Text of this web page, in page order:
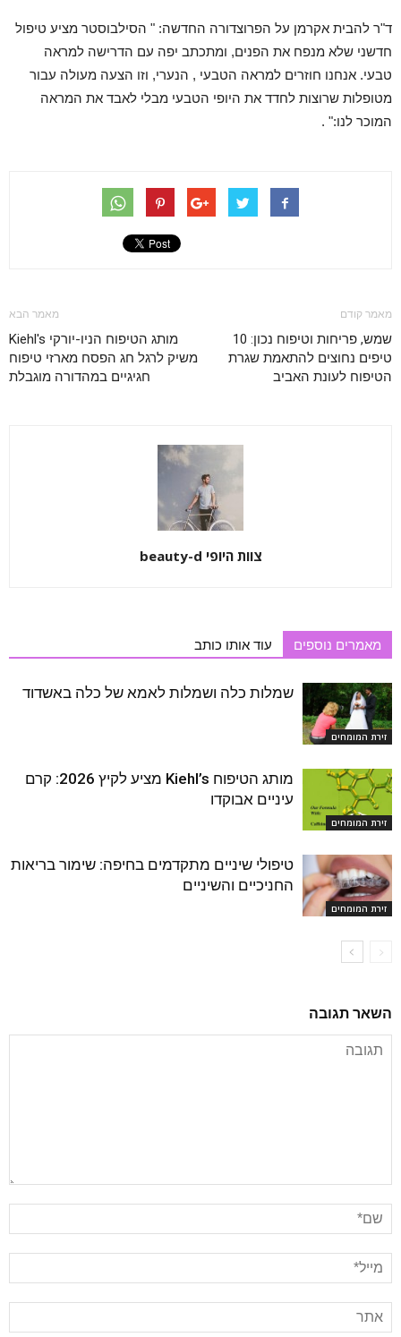
ד"ר להבית אקרמן על הפרוצדורה החדשה: " הסילבוסטר מציע טיפול
חדשני שלא מנפח את הפנים, ומתכתב יפה עם הדרישה למראה
טבעי. אנחנו חוזרים למראה הטבעי , הנערי, וזו הצעה מעולה עבור
מטופלות שרוצות לחדד את היופי הטבעי מבלי לאבד את המראה
המוכר לנו:" .
מאמר קודם
שמש, פריחות וטיפוח נכון: 10
טיפים נחוצים להתאמת שגרת
הטיפוח לעונת האביב
מאמר הבא
מותג הטיפוח הניו-יורקי Kiehl's
משיק לרגל חג הפסח מארזי טיפוח
חגיגיים במהדורה מוגבלת
צוות היופי beauty-d
מאמרים נוספים עוד אותו כותב
זירת המומחים
שמלות כלה ושמלות לאמא של כלה באשדוד
זירת המומחים
מותג הטיפוח Kiehl’s מציע לקיץ 2026: קרם
עיניים אבוקדו
זירת המומחים
טיפולי שיניים מתקדמים בחיפה: שימור בריאות
החניכיים והשיניים
השאר תגובה